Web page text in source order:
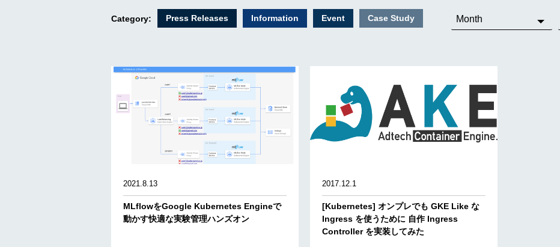
Category: Press Releases Information Event Case Study
2021.8.13
MLflowをGoogle Kubernetes Engineで
動かす快適な実験管理ハンズオン
2017.12.1
[Kubernetes] オンプレでも GKE Like な
Ingress を使うために 自作 Ingress
Controller を実装してみた